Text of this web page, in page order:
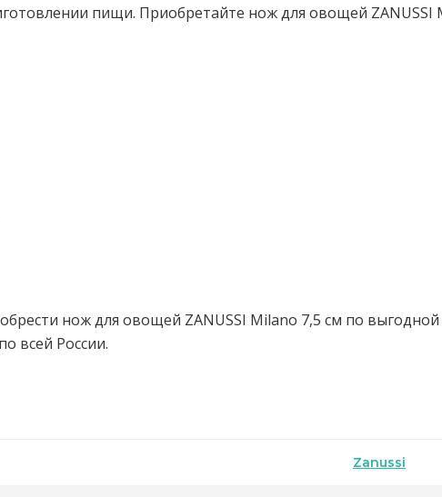
пищи. Приобретайте нож для овощей ZANUSSI
нож для овощей ZANUSSI Milano 7,5 см по
всей России.
Zanussi